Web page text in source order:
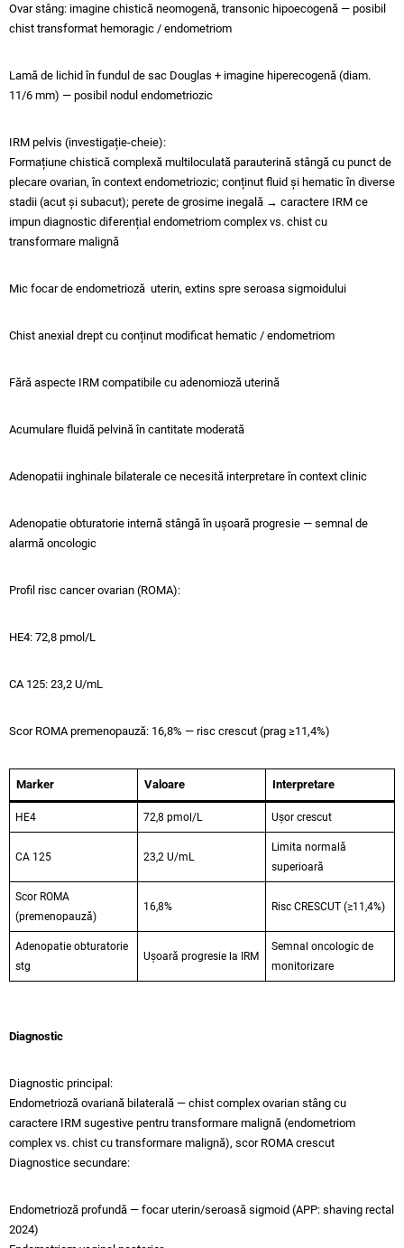
Ovar stâng: imagine chistică neomogenă, transonic hipoecogenă — posibil
chist transformat hemoragic / endometriom
Lamă de lichid în fundul de sac Douglas + imagine hiperecogenă (diam.
11/6 mm) — posibil nodul endometriozic
IRM pelvis (investigație-cheie):
Formațiune chistică complexă multiloculată parauterină stângă cu punct de
plecare ovarian, în context endometriozic; conținut fluid și hematic în diverse
stadii (acut și subacut); perete de grosime inegală → caractere IRM ce
impun diagnostic diferențial endometriom complex vs. chist cu
transformare malignă
Mic focar de endometrioză uterin, extins spre seroasa sigmoidului
Chist anexial drept cu conținut modificat hematic / endometriom
Fără aspecte IRM compatibile cu adenomioză uterină
Acumulare fluidă pelvină în cantitate moderată
Adenopatii inghinale bilaterale ce necesită interpretare în context clinic
Adenopatie obturatorie internă stângă în ușoară progresie — semnal de
alarmă oncologic
Profil risc cancer ovarian (ROMA):
HE4: 72,8 pmol/L
CA 125: 23,2 U/mL
Scor ROMA premenopauză: 16,8% — risc crescut (prag ≥11,4%)
Marker Valoare Interpretare
HE4 72,8 pmol/L Ușor crescut
CA 125 23,2 U/mL
Limita normală
superioară
Scor ROMA
(premenopauză)
16,8% Risc CRESCUT (≥11,4%)
Adenopatie obturatorie
stg
Ușoară progresie la IRM
Semnal oncologic de
monitorizare
Diagnostic
Diagnostic principal:
Endometrioză ovariană bilaterală — chist complex ovarian stâng cu
caractere IRM sugestive pentru transformare malignă (endometriom
complex vs. chist cu transformare malignă), scor ROMA crescut
Diagnostice secundare:
Endometrioză profundă — focar uterin/seroasă sigmoid (APP: shaving rectal
2024)